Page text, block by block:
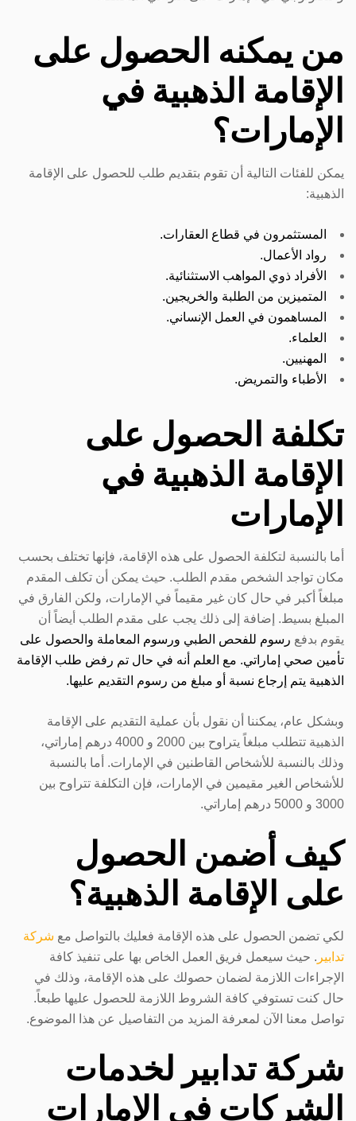
من يمكنه الحصول على
الإقامة الذهبية في
الإمارات؟
يمكن للفئات التالية أن تقوم بتقديم طلب للحصول على الإقامة
الذهبية:
المستثمرون في قطاع العقارات.
رواد الأعمال.
الأفراد ذوي المواهب الاستثنائية.
المتميزين من الطلبة والخريجين.
المساهمون في العمل الإنساني.
العلماء.
المهنيين.
الأطباء والتمريض.
تكلفة الحصول على
الإقامة الذهبية في
الإمارات
أما بالنسبة لتكلفة الحصول على هذه الإقامة، فإنها تختلف بحسب
مكان تواجد الشخص مقدم الطلب. حيث يمكن أن تكلف المقدم
مبلغاً أكبر في حال كان غير مقيماً في الإمارات، ولكن الفارق في
المبلغ بسيط. إضافة إلى ذلك يجب على مقدم الطلب أيضاً أن
يقوم بدفع رسوم للفحص الطبي ورسوم المعاملة والحصول على
تأمين صحي إماراتي. مع العلم أنه في حال تم رفض طلب الإقامة
الذهبية يتم إرجاع نسبة أو مبلغ من رسوم التقديم عليها.
وبشكل عام، يمكننا أن نقول بأن عملية التقديم على الإقامة
الذهبية تتطلب مبلغاً يتراوح بين 2000 و 4000 درهم إماراتي،
وذلك بالنسبة للأشخاص القاطنين في الإمارات. أما بالنسبة
للأشخاص الغير مقيمين في الإمارات، فإن التكلفة تتراوح بين
3000 و 5000 درهم إماراتي.
كيف أضمن الحصول
على الإقامة الذهبية؟
لكي تضمن الحصول على هذه الإقامة فعليك بالتواصل مع شركة
تدابير . حيث سيعمل فريق العمل الخاص بها على تنفيذ كافة
الإجراءات اللازمة لضمان حصولك على هذه الإقامة، وذلك في
حال كنت تستوفي كافة الشروط اللازمة للحصول عليها طبعاً.
تواصل معنا الآن لمعرفة المزيد من التفاصيل عن هذا الموضوع.
شركة تدابير لخدمات
الشركات في الإمارات